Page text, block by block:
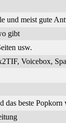
und meist gute
gibt
usw.
Voicebox,
beste Popkorn